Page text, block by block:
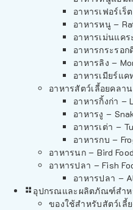
อาหารเฟอร์เร็
อาหารหนู –
อาหารเม่นแคร
อาหารกระรอ
อาหารลิง –
อาหารเมียร์แค
อาหารสัตว์เลี้อยคลา
อาหารกิ้งก่า –
อาหารงู –
อาหารเต่า –
อาหารกบ –
อาหารนก – Bird Food
อาหารปลา – Fish
อาหารปลา –
อุปกรณและผลิตภัณฑ์สำห
ของใช้สำหรับสัตว์เลี้